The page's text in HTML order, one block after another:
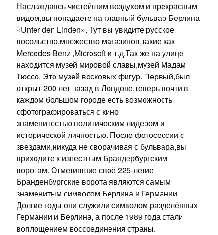
Наслаждаясь чистейшим воздухом и прекрасным
видом,вы попадаете на главный бульвар Берлина
«Unter den Linden». Тут вы увидите русское
посольство,множество магазинов,такие как
Mercedes Benz ,Microsoft и т.д.Так же на улице
находится музей мировой славы,музей Мадам
Тюссо. Это музей восковых фигур. Первый,был
открыт 200 лет назад в Лондоне,теперь почти в
каждом большом городе есть возможность
сфотографироваться с кино
знаменитостью,политическим лидером и
исторической личностью. После фотосессии с
звездами,никуда не сворачивая с бульвара,вы
приходите к известным Брандербургским
воротам. Отметившие своё 225-летие
Бранденбургские ворота являются самым
знаменитым символом Берлина и Германии.
Долгие годы они служили символом разделённых
Германии и Берлина, а после 1989 года стали
воплощением воссоединения страны.